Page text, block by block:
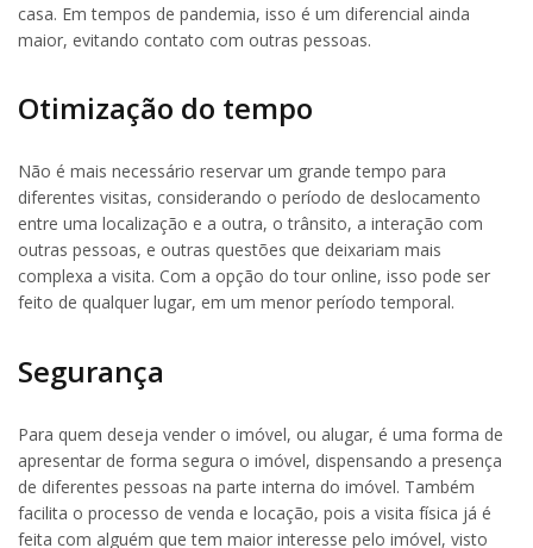
casa. Em tempos de pandemia, isso é um diferencial ainda
maior, evitando contato com outras pessoas.
Otimização do tempo
Não é mais necessário reservar um grande tempo para
diferentes visitas, considerando o período de deslocamento
entre uma localização e a outra, o trânsito, a interação com
outras pessoas, e outras questões que deixariam mais
complexa a visita. Com a opção do tour online, isso pode ser
feito de qualquer lugar, em um menor período temporal.
Segurança
Para quem deseja vender o imóvel, ou alugar, é uma forma de
apresentar de forma segura o imóvel, dispensando a presença
de diferentes pessoas na parte interna do imóvel. Também
facilita o processo de venda e locação, pois a visita física já é
feita com alguém que tem maior interesse pelo imóvel, visto